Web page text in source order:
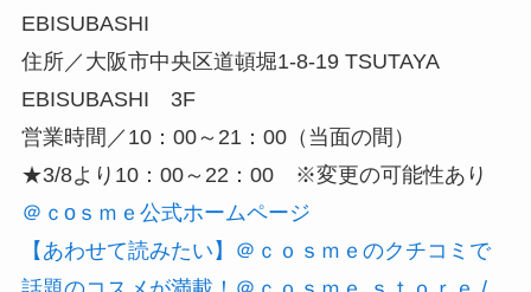
EBISUBASHI
住所／大阪市中央区道頓堀1-8-19 TSUTAYA
EBISUBASHI 3F
営業時間／10：00～21：00（当面の間）
★3/8より10：00～22：00 ※変更の可能性あり
＠ｃoｓｍｅ公式ホームページ
【あわせて読みたい】＠ｃｏｓｍｅのクチコミで